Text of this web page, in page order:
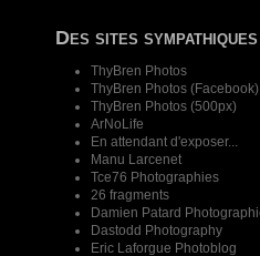
Des sites sympathiques
ThyBren Photos
ThyBren Photos (Facebook)
ThyBren Photos (500px)
ArNoLife
En attendant d'exposer...
Manu Larcenet
Tce76 Photographies
26 fragments
Damien Patard
Dastodd Photography
Eric Laforgue Photoblog